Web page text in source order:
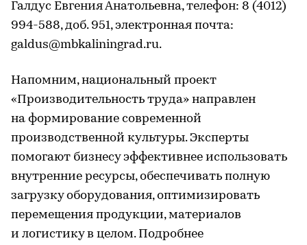
Галдус Евгения Анатольевна, телефон: 8 (4012)
994-588, доб. 951, электронная почта:
galdus@mbkaliningrad.ru.
Напомним, национальный проект
«Производительность труда» направлен
на формирование современной
производственной культуры. Эксперты
помогают бизнесу эффективнее использовать
внутренние ресурсы, обеспечивать полную
загрузку оборудования, оптимизировать
перемещения продукции, материалов
и логистику в целом. Подробнее